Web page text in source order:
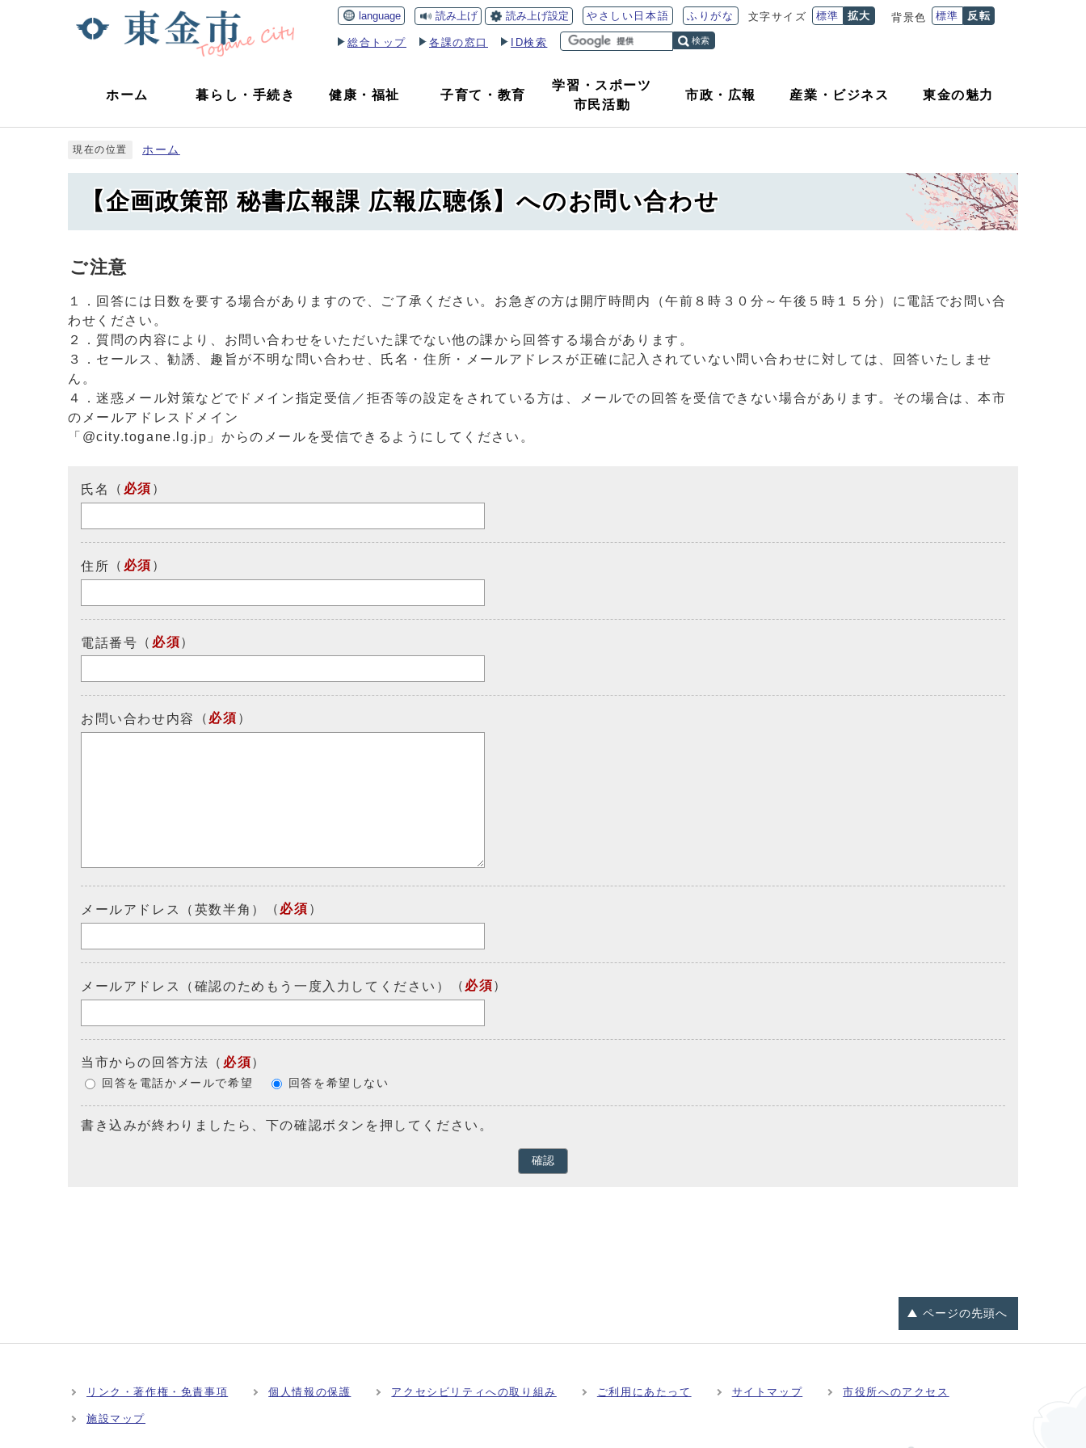
language 読み上げ 読み上げ設定 やさしい日本語 ふりがな 文字サイズ 標準 拡大 背景色 標準 反転
総合トップ 各課の窓口 ID検索 検索
ホーム 暮らし ・ 手続き 健康 ・福祉 子育て ・ 教育
学習・スポーツ
市民活動
市政 ・ 広報 産業 ・ ビジネス 東金の魅力
現在の位置 ホーム
【企画政策部 秘書広報課 広報広聴係】へのお問い合わせ
ご注意
１．回答には日数を要する場合がありますので、ご了承ください。お急ぎの方は開庁時間内（午前８時３０分～午後５時１５分）に電話でお問い合
わせください。
２．質問の内容により、お問い合わせをいただいた課でない他の課から回答する場合があります。
３．セールス、勧誘、趣旨が不明な問い合わせ、氏名・住所・メールアドレスが正確に記入されていない問い合わせに対しては、回答いたしませ
ん。
４．迷惑メール対策などでドメイン指定受信／拒否等の設定をされている方は、メールでの回答を受信できない場合があります。その場合は、本市
のメールアドレスドメイン
「@city.togane.lg.jp」からのメールを受信できるようにしてください。
氏名 （ 必須 ）
住所 （ 必須 ）
電話番号 （ 必須）
お問い合わせ内容 （ 必須 ）
メールアドレス（英数半角） （ 必須 ）
メールアドレス（確認のためもう一度入力してください） （ 必須）
当市からの回答方法 （ 必須）
回答を電話かメールで希望 回答を希望しない
書き込みが終わりましたら、下の確認ボタンを押してください。
確認
ページの先頭へ
リンク・著作権・免責事項 個人情報の保護 アクセシビリティへの取り組み ご利用にあたって サイトマップ 市役所へのアクセス
施設マップ